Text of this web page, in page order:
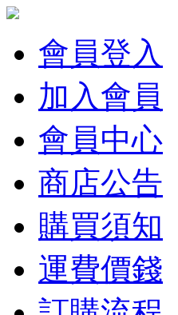
會員登入
加入會員
會員中心
商店公告
購買須知
運費價錢